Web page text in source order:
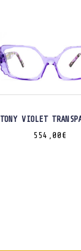
TONY VIOLET
554,00 €